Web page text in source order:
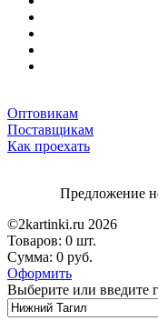
Оптовикам
Поставщикам
Как проехать
Предложение
©2kartinki.ru 2026
Товаров: 0 шт.
Сумма: 0 руб.
Оформить
Выберите или введите